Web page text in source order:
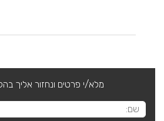
מלא/י פרטים ונחזור אליך